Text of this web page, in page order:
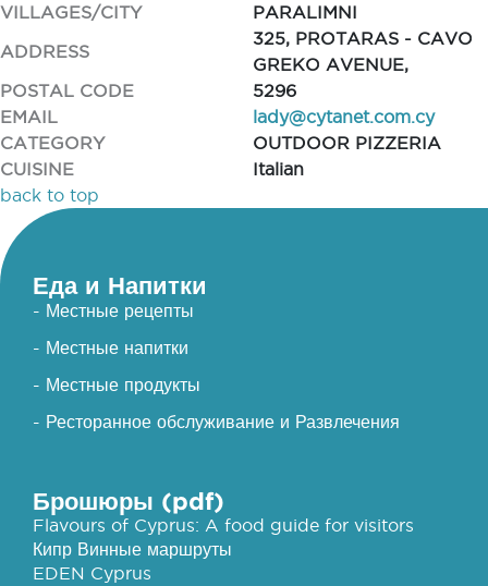
VILLAGES/CITY
PARALIMNI
ADDRESS
325, PROTARAS - CAVO
GREKO AVENUE,
POSTAL CODE
5296
EMAIL
lady@cytanet.com.cy
CATEGORY
OUTDOOR PIZZERIA
CUISINE
Italian
back to top
Еда и Напитки
- Местные рецепты
- Местные напитки
- Местные продукты
- Ресторанное обслуживание и Развлечения
Брошюры (pdf)
Flavours of Cyprus: A food guide for visitors
Кипр Винные маршруты
EDEN Cyprus